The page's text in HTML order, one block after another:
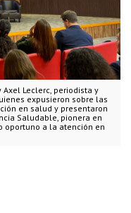
Leclerc, periodista y
expusieron sobre las
en salud y presentaron
Saludable, pionera en
oportuno a la atención en